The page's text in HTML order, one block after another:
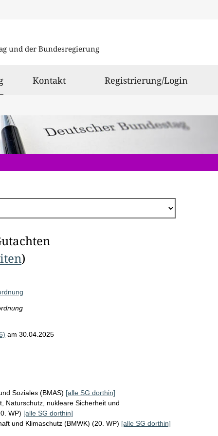
und der Bundesregierung
ausgewählt
Kontakt Registrierung/Login
)
am 30.04.2025
Soziales (BMAS) [alle SG dorthin]
Naturschutz, nukleare Sicherheit und
WP) [alle SG dorthin]
und Klimaschutz (BMWK) (20. WP) [alle SG dorthin]